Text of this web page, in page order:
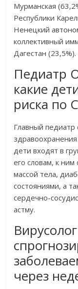
Мурманская
Республики
Ненецкий
коллективный
Дагестан (23,5%).
Педиатр
какие
риска по
Главный педиатр
дети входят в
его словам, к
массой тела,
состояниями, а
сердечно-
астму.
через